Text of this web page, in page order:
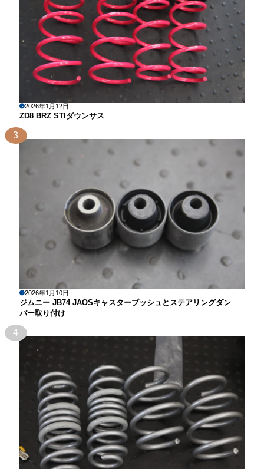
2026年1月12日
ZD8 BRZ STIダウンサス
3
2026年1月10日
ジムニー JB74 JAOSキャスターブッシュとステアリングダン
パー取り付け
4